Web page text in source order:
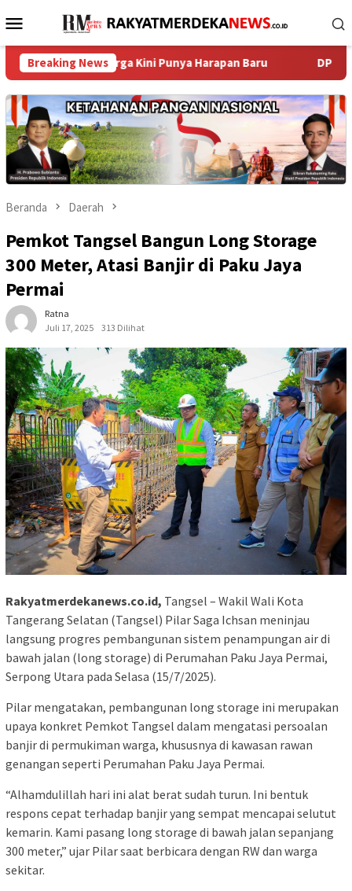
ke
Menu
Mobile
Breaking News
Warga Kini Punya Harapan Baru DPRD Sambas
Beranda Daerah
Pemkot Tangsel Bangun Long Storage
300 Meter, Atasi Banjir di Paku Jaya
Permai
Ratna
Juli 17, 2025
313 Dilihat
Rakyatmerdekanews.co.id, Tangsel – Wakil Wali Kota
Tangerang Selatan (Tangsel) Pilar Saga Ichsan meninjau
langsung progres pembangunan sistem penampungan air di
bawah jalan (long storage) di Perumahan Paku Jaya Permai,
Serpong Utara pada Selasa (15/7/2025).
Pilar mengatakan, pembangunan long storage ini merupakan
upaya konkret Pemkot Tangsel dalam mengatasi persoalan
banjir di permukiman warga, khususnya di kawasan rawan
genangan seperti Perumahan Paku Jaya Permai.
“Alhamdulillah hari ini alat berat sudah turun. Ini bentuk
respons cepat terhadap banjir yang sempat mencapai selutut
kemarin. Kami pasang long storage di bawah jalan sepanjang
300 meter,” ujar Pilar saat berbicara dengan RW dan warga
sekitar.